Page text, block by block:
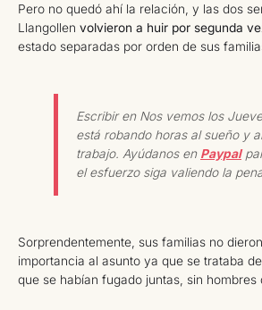
Pero no quedó ahí la relación, y las dos
Llangollen volvieron a huir por segunda
estado separadas por orden de sus
Escribir en Nos vemos los
está robando horas al sueño y al
trabajo. Ayúdanos en Paypal
el esfuerzo siga valiendo la
Sorprendentemente, sus familias no
importancia al asunto ya que se trataba
que se habían fugado juntas, sin hombres